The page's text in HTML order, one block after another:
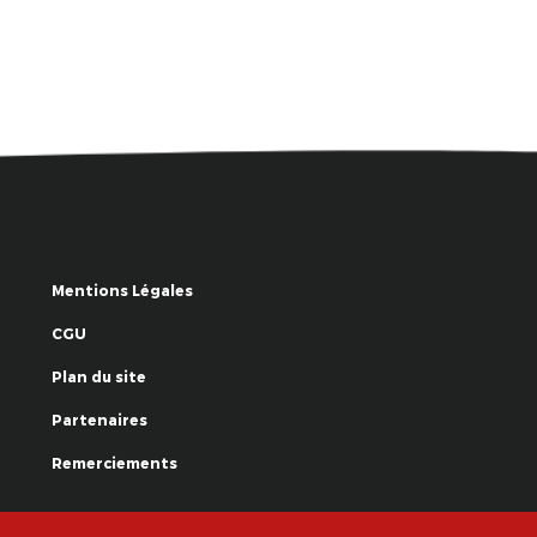
Mentions Légales
CGU
Plan du site
Partenaires
Remerciements